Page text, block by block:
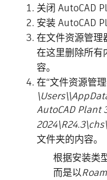
关闭 AutoCAD
安装 AutoCAD
在文件资源管理
在这里删除所有
容。
在“文件资源管
AutoCAD Plant
文件夹的内容。
根据安装类
而是以